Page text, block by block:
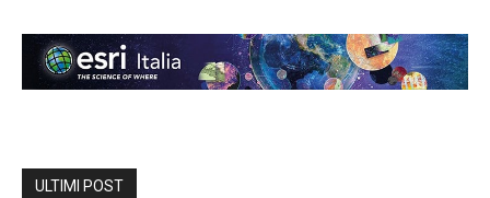
ULTIMI POST